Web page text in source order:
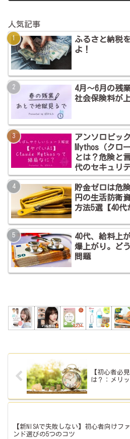
人気記事
ふるさと納税
よ！
4月～6月の残
社会保険料が
アンソロピッ
Mythos（クロ
とは？危険と
代のセキュリ
貯金ゼロは危
円の生活防衛
方法5選【40代
40代、給料上
爆上がり。ど
問題
【初心者必
は？：メリ
【新NISAで失敗しない】初心者向けファ
ンド選びの5つのコツ